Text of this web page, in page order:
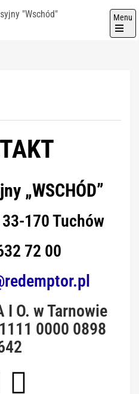
"Wschód"
Menu
„WSCHÓD”
170 Tuchów
72 00
I O. w Tarnowie
0000 0898